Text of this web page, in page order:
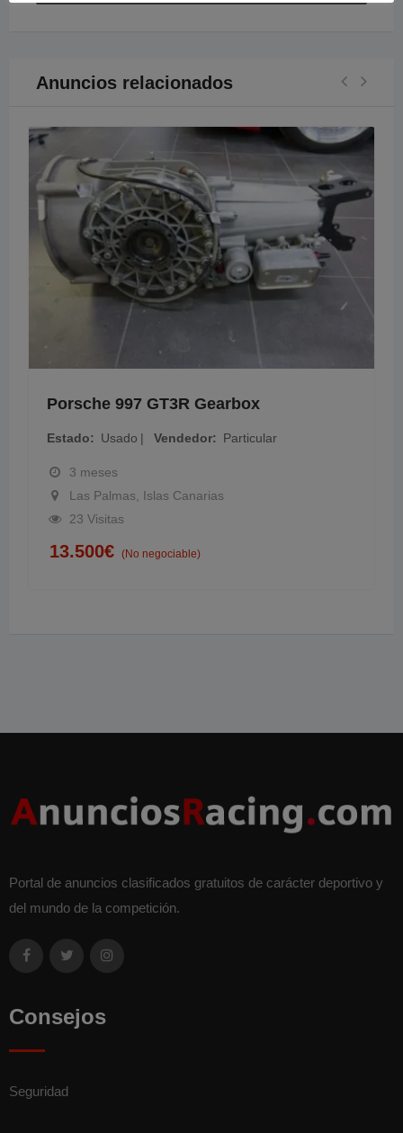
Anuncios relacionados
Porsche 997 GT3R Gearbox
Estado Usado Vendedor Particular
3 meses
Las Palmas, Islas Canarias
23 Visitas
13.500€ (No negociable)
Portal de anuncios clasificados gratuitos de carácter deportivo y
del mundo de la competición.
Consejos
Seguridad